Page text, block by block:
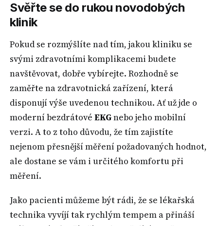
Svěřte se do rukou novodobých
klinik
Pokud se rozmýšlíte nad tím, jakou kliniku se
svými zdravotními komplikacemi budete
navštěvovat, dobře vybírejte. Rozhodně se
zaměřte na zdravotnická zařízení, která
disponují výše uvedenou technikou. Ať už jde o
moderní bezdrátové EKGnebo jeho mobilní
verzi. A to z toho důvodu, že tím zajistíte
nejenom přesnější měření požadovaných hodnot,
ale dostane se vám i určitého komfortu při
měření.
Jako pacienti můžeme být rádi, že se lékařská
technika vyvíjí tak rychlým tempem a přináší